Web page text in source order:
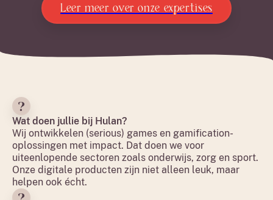
Leer meer over onze expertises
Wat doen jullie bij Hulan?
Wij ontwikkelen (serious) games en gamification-
oplossingen met impact. Dat doen we voor
uiteenlopende sectoren zoals onderwijs, zorg en sport.
Onze digitale producten zijn niet alleen leuk, maar
helpen ook écht.